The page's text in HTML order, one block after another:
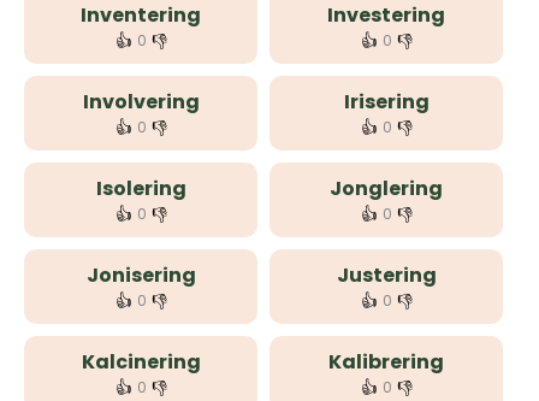
Inventering
👍 0 👎
Investering
👍 0 👎
Involvering
👍 0 👎
Irisering
👍 0 👎
Isolering
👍 0 👎
Jonglering
👍 0 👎
Jonisering
👍 0 👎
Justering
👍 0 👎
Kalcinering
👍 0 👎
Kalibrering
👍 0 👎